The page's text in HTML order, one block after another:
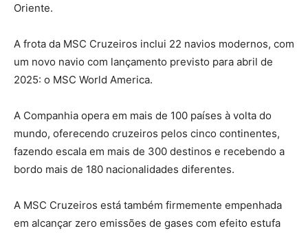
Oriente.
A frota da MSC Cruzeiros inclui 22 navios modernos, com
um novo navio com lançamento previsto para abril de
2025: o MSC World America.
A Companhia opera em mais de 100 países à volta do
mundo, oferecendo cruzeiros pelos cinco continentes,
fazendo escala em mais de 300 destinos e recebendo a
bordo mais de 180 nacionalidades diferentes.
A MSC Cruzeiros está também firmemente empenhada
em alcançar zero emissões de gases com efeito estufa